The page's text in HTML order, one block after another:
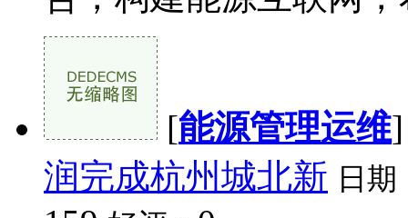
[能源管理运维
润完成杭州城北新 日期